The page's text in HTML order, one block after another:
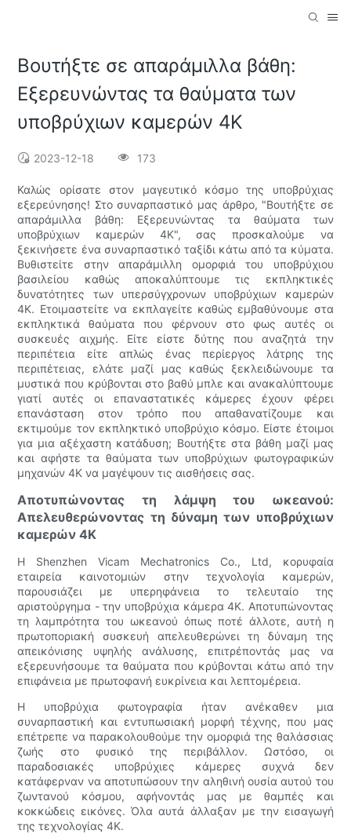
Βουτήξτε σε απαράμιλλα βάθη:
Εξερευνώντας τα θαύματα των
υποβρύχιων καμερών 4K
2023-12-18 173
Καλώς ορίσατε στον μαγευτικό κόσμο της υποβρύχιας
εξερεύνησης! Στο συναρπαστικό μας άρθρο, "Βουτήξτε σε
απαράμιλλα βάθη: Εξερευνώντας τα θαύματα των
υποβρύχιων καμερών 4K", σας προσκαλούμε να
ξεκινήσετε ένα συναρπαστικό ταξίδι κάτω από τα κύματα.
Βυθιστείτε στην απαράμιλλη ομορφιά του υποβρύχιου
βασιλείου καθώς αποκαλύπτουμε τις εκπληκτικές
δυνατότητες των υπερσύγχρονων υποβρύχιων καμερών
4K. Ετοιμαστείτε να εκπλαγείτε καθώς εμβαθύνουμε στα
εκπληκτικά θαύματα που φέρνουν στο φως αυτές οι
συσκευές αιχμής. Είτε είστε δύτης που αναζητά την
περιπέτεια είτε απλώς ένας περίεργος λάτρης της
περιπέτειας, ελάτε μαζί μας καθώς ξεκλειδώνουμε τα
μυστικά που κρύβονται στο βαθύ μπλε και ανακαλύπτουμε
γιατί αυτές οι επαναστατικές κάμερες έχουν φέρει
επανάσταση στον τρόπο που απαθανατίζουμε και
εκτιμούμε τον εκπληκτικό υποβρύχιο κόσμο. Είστε έτοιμοι
για μια αξέχαστη κατάδυση; Βουτήξτε στα βάθη μαζί μας
και αφήστε τα θαύματα των υποβρύχιων φωτογραφικών
μηχανών 4K να μαγέψουν τις αισθήσεις σας.
Αποτυπώνοντας τη λάμψη του ωκεανού:
Απελευθερώνοντας τη δύναμη των υποβρύχιων
καμερών 4K
Η Shenzhen Vicam Mechatronics Co., Ltd, κορυφαία
εταιρεία καινοτομιών στην τεχνολογία καμερών,
παρουσιάζει με υπερηφάνεια το τελευταίο της
αριστούργημα - την υποβρύχια κάμερα 4K. Αποτυπώνοντας
τη λαμπρότητα του ωκεανού όπως ποτέ άλλοτε, αυτή η
πρωτοποριακή συσκευή απελευθερώνει τη δύναμη της
απεικόνισης υψηλής ανάλυσης, επιτρέποντάς μας να
εξερευνήσουμε τα θαύματα που κρύβονται κάτω από την
επιφάνεια με πρωτοφανή ευκρίνεια και λεπτομέρεια.
Η υποβρύχια φωτογραφία ήταν ανέκαθεν μια
συναρπαστική και εντυπωσιακή μορφή τέχνης, που μας
επέτρεπε να παρακολουθούμε την ομορφιά της θαλάσσιας
ζωής στο φυσικό της περιβάλλον. Ωστόσο, οι
παραδοσιακές υποβρύχιες κάμερες συχνά δεν
κατάφερναν να αποτυπώσουν την αληθινή ουσία αυτού του
ζωντανού κόσμου, αφήνοντάς μας με θαμπές και
κοκκώδεις εικόνες. Όλα αυτά άλλαξαν με την εισαγωγή
της τεχνολογίας 4K.